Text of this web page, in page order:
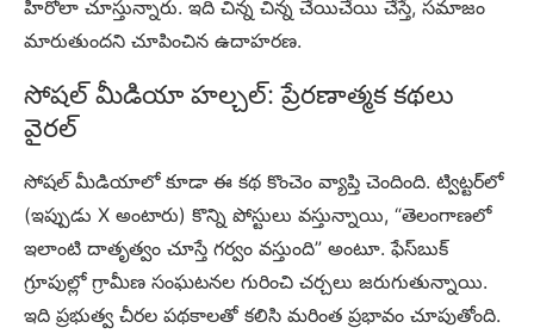
హీరోలా చూస్తున్నారు. ఇది చిన్న చిన్న చేయిచేయి చేస్తే, సమాజం
మారుతుందని చూపించిన ఉదాహరణ.
సోషల్ మీడియా హల్చల్: ప్రేరణాత్మక కథలు
వైరల్
సోషల్ మీడియాలో కూడా ఈ కథ కొంచెం వ్యాప్తి చెందింది. ట్విట్టర్‌లో
(ఇప్పుడు X అంటారు) కొన్ని పోస్టులు వస్తున్నాయి, “తెలంగాణలో
ఇలాంటి దాతృత్వం చూస్తే గర్వం వస్తుంది” అంటూ. ఫేస్‌బుక్
గ్రూపుల్లో గ్రామీణ సంఘటనల గురించి చర్చలు జరుగుతున్నాయి.
ఇది ప్రభుత్వ చీరల పథకాలతో కలిసి మరింత ప్రభావం చూపుతోంది.